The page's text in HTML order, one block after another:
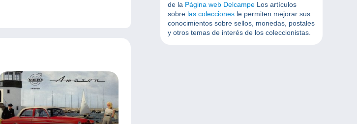
de la Página web Delcampe Los artículos
sobre las colecciones le permiten mejorar sus
conocimientos sobre sellos, monedas, postales
y otros temas de interés de los coleccionistas.